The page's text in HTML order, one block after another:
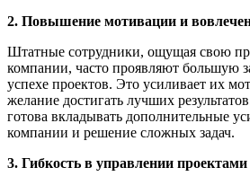
2. Повышение мотивации и
Штатные сотрудники, ощущая свою
компании, часто проявляют большую
успехе проектов. Это усиливает их
желание достигать лучших
готова вкладывать дополнительные
компании и решение сложных задач.
3. Гибкость в управлении проектами